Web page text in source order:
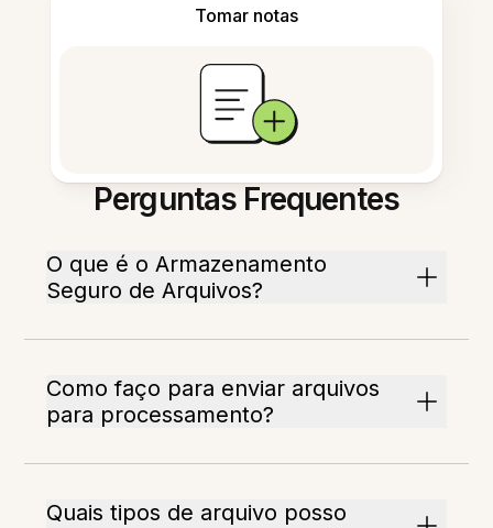
Tomar notas
Perguntas Frequentes
O que é o Armazenamento
Seguro de Arquivos?
Como faço para enviar arquivos
para processamento?
Quais tipos de arquivo posso